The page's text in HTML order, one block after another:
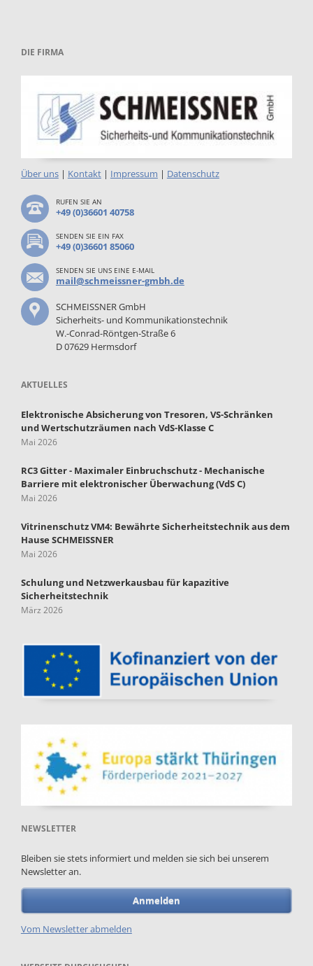
DIE FIRMA
Über uns| Kontakt| Impressum | Datenschutz
RUFEN SIE AN
+49 (0)36601 40758
SENDEN SIE EIN FAX
+49 (0)36601 85060
SENDEN SIE UNS EINE E-MAIL
mail@schmeissner-gmbh.de
SCHMEISSNER GmbH
Sicherheits- und Kommunikationstechnik
W.-Conrad-Röntgen-Straße 6
D 07629 Hermsdorf
AKTUELLES
Elektronische Absicherung von Tresoren, VS-Schränken
und Wertschutzräumen nach VdS-Klasse C
Mai 2026
RC3 Gitter - Maximaler Einbruchschutz - Mechanische
Barriere mit elektronischer Überwachung (VdS C)
Mai 2026
Vitrinenschutz VM4: Bewährte Sicherheitstechnik aus dem
Hause SCHMEISSNER
Mai 2026
Schulung und Netzwerkausbau für kapazitive
Sicherheitstechnik
März 2026
NEWSLETTER
Bleiben sie stets informiert und melden sie sich bei unserem
Newsletter an.
Anmelden
Vom Newsletter abmelden